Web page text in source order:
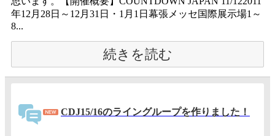
年12月28日～12月31日・1月1日幕張メッセ国際展示場1～
8...
続きを読む
CDJ15/16のライングループを作りました！